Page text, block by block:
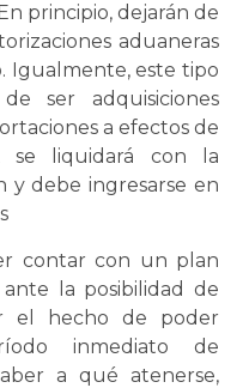
principio, dejarán de
aduaneras
Igualmente, este tipo
ser adquisiciones
a efectos de
liquidará con la
y debe ingresarse en
contar con un plan
la posibilidad de
el hecho de poder
inmediato de
a qué atenerse,